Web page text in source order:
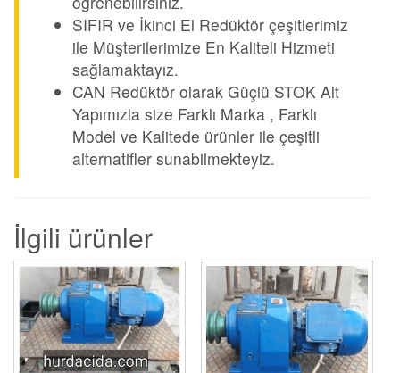
SIFIR ve İkinci El Redüktör çeşitlerimiz
ile Müşterilerimize En Kaliteli Hizmeti
sağlamaktayız.
CAN Redüktör olarak Güçlü STOK Alt
Yapımızla size Farklı Marka , Farklı
Model ve Kalitede ürünler ile çeşitli
alternatifler sunabilmekteyiz.
İlgili ürünler